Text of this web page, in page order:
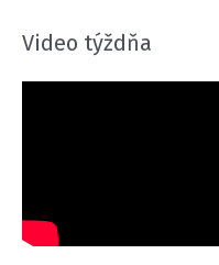
Video týždňa